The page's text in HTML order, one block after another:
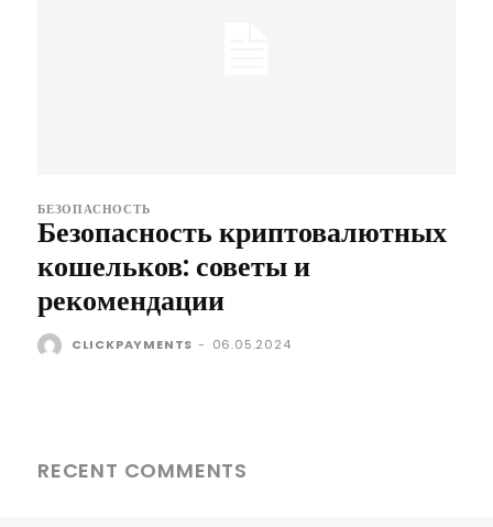
БЕЗОПАСНОСТЬ
Безопасность криптовалютных
кошельков: советы и
рекомендации
CLICKPAYMENTS - 06.05.2024
RECENT COMMENTS